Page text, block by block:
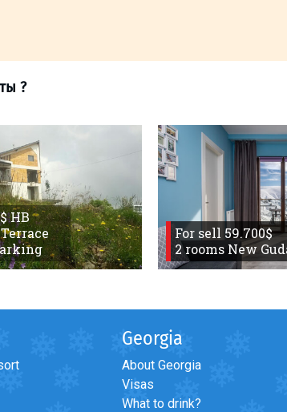
HB
For sell 59.700$
2 rooms New
Georgia
About Georgia
Visas
What to drink?